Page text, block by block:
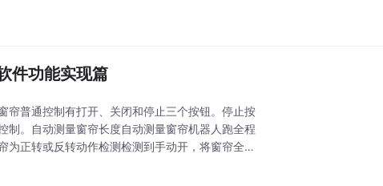
件功能实现篇
帘普通控制有打开、关闭和停止三个按钮。停止按
制。自动测量窗帘长度自动测量窗帘机器人跑全程
正转或反转动作检测检测到手动开，将窗帘全部